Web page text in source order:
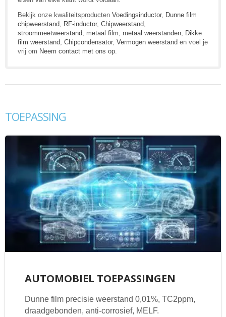
Bekijk onze kwaliteitsproducten Voedingsinductor, Dunne film
chipweerstand RF-inductor, Chipweerstand
stroommeetweerstand metaal film metaal weerstanden Dikke
film weerstand Chipcondensator, Vermogen weerstand en voel je
vrij om Neem contact met ons op
TOEPASSING
AUTOMOBIEL TOEPASSINGEN
Dunne film precisie weerstand 0,01%, TC2ppm,
draadgebonden, anti-corrosief, MELF.